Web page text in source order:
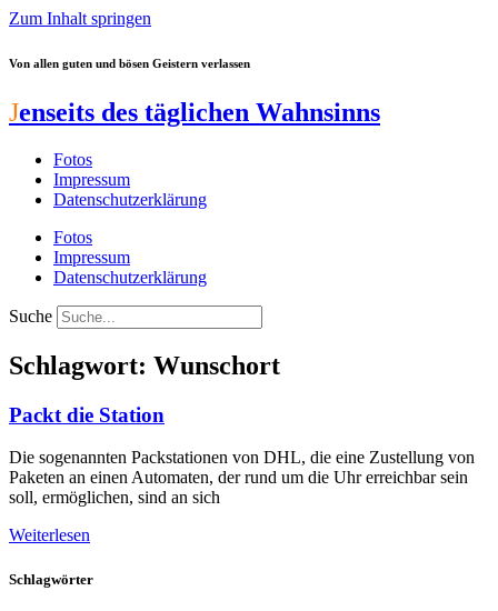
Zum Inhalt springen
Von allen guten und bösen Geistern verlassen
Jenseits des täglichen Wahnsinns
Fotos
Impressum
Datenschutzerklärung
Fotos
Impressum
Datenschutzerklärung
Suche
Schlagwort: Wunschort
Packt die Station
Die sogenannten Packstationen von DHL, die eine Zustellung von
Paketen an einen Automaten, der rund um die Uhr erreichbar sein
soll, ermöglichen, sind an sich
Weiterlesen
Schlagwörter